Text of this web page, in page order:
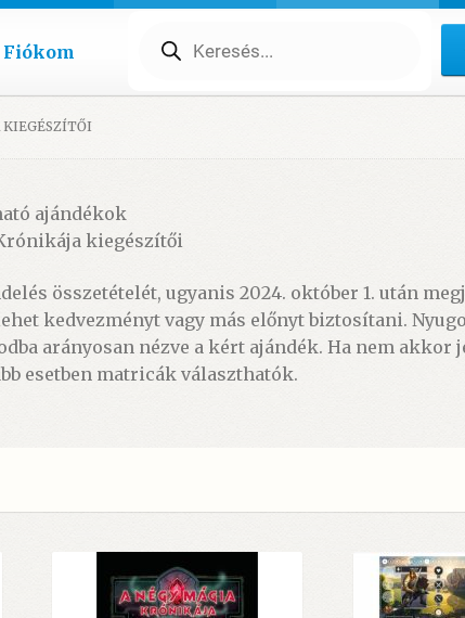
Fiókom search
KIEGÉSZÍTŐI
ajándékok
kiegészítői
összetételét, ugyanis 2024. október 1. után
kedvezményt vagy más előnyt biztosítani.
arányosan nézve a kért ajándék. Ha nem akkor
esetben matricák választhatók.